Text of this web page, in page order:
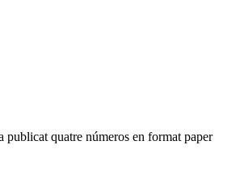
publicat quatre números en format paper